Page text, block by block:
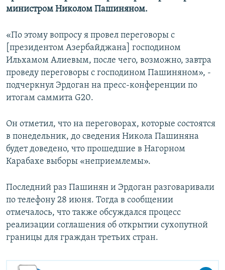
министром Николом Пашиняном.
«По этому вопросу я провел переговоры с
[президентом Азербайджана] господином
Ильхамом Алиевым, после чего, возможно, завтра
проведу переговоры с господином Пашиняном», -
подчеркнул Эрдоган на пресс-конференции по
итогам саммита G20.
Он отметил, что на переговорах, которые состоятся
в понедельник, до сведения Никола Пашиняна
будет доведено, что прошедшие в Нагорном
Карабахе выборы «неприемлемы».
Последний раз Пашинян и Эрдоган разговаривали
по телефону 28 июня. Тогда в сообщении
отмечалось, что также обсуждался процесс
реализации соглашения об открытии сухопутной
границы для граждан третьих стран.